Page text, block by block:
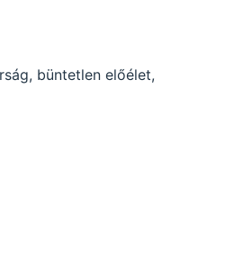
büntetlen előélet,